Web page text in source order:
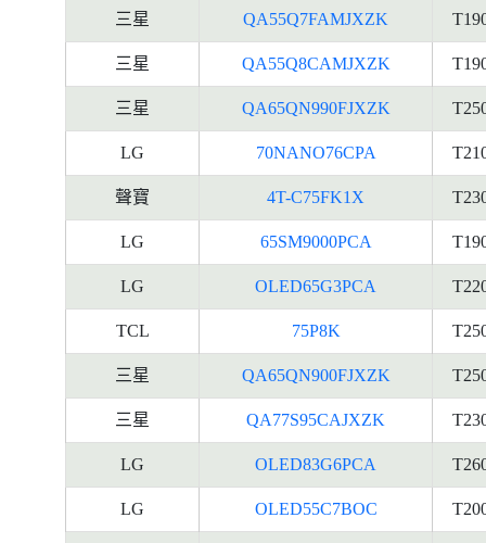
三星 QA55Q7FAMJXZK
三星 QA55Q8CAMJXZK
三星 QA65QN990FJXZK
LG 70NANO76CPA
聲寶 4T-C75FK1X
LG 65SM9000PCA
LG OLED65G3PCA
TCL 75P8K
三星 QA65QN900FJXZK
三星 QA77S95CAJXZK
LG OLED83G6PCA
LG OLED55C7BOC